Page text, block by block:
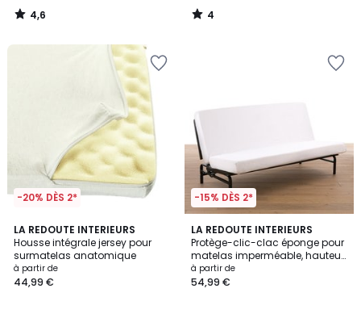
4,6
/
4
/
-20% DÈS 2*
LA REDOUTE INTERIEURS
Housse intégrale jersey pour
surmatelas anatomique
à partir de
44,99 €
4,1
/ 5
-15% DÈS 2*
LA REDOUTE INTERIEURS
Protège-clic-clac éponge pour
matelas imperméable, hauteur
maxi 24 cm
à partir de
54,99 €
4,5
/ 5